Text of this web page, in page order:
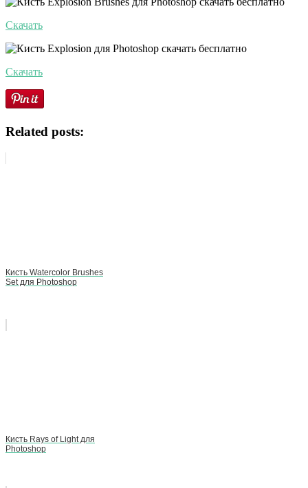
Скачать
Скачать
Related posts:
Кисть Watercolor Brushes
Set для Photoshop
Кисть Rays of Light для
Photoshop